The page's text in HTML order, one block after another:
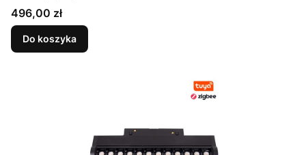
Cena
496,00 zł
Do koszyka